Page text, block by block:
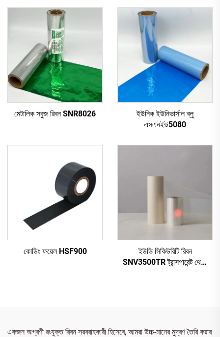
মেটালিক সবুজ রিবন SNR8026
ইউনিক ইউনিভার্সাল ব্লু
এসএনইউ5080
কোডিং ফয়েল HSF900
ইউভি সিকিউরিটি রিবন
SNV3500TR ট্রান্সপারেন্ট থেকে
একজন অগ্রণী রংযুক্ত রিবন সরবরাহকারী হিসেবে, আমরা উচ্চ-মানের মুদ্রণ তৈরি করার